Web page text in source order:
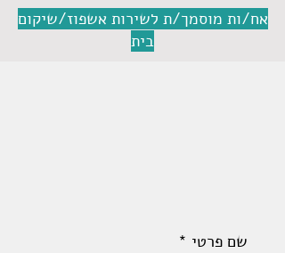
אח/ות מוסמך/ת לשירות אשפוז/שיקום
בית
שם פרטי